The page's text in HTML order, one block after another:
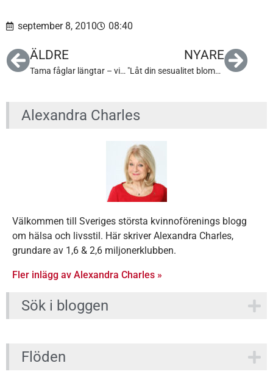
september 8, 2010 08:40
ÄLDRE
Tama fåglar längtar – vilda flyger
NYARE
"Låt din sesualitet blomma"
Alexandra Charles
Välkommen till Sveriges största kvinnoförenings blogg
om hälsa och livsstil. Här skriver Alexandra Charles,
grundare av 1,6 & 2,6 miljonerklubben.
Fler inlägg av Alexandra Charles »
Sök i bloggen
Flöden